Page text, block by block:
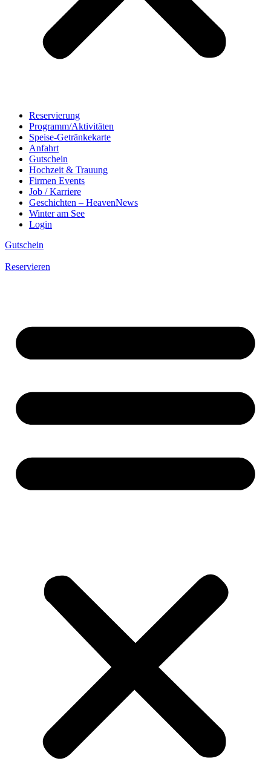
Reservierung
Programm/Aktivitäten
Speise-Getränkekarte
Anfahrt
Gutschein
Hochzeit & Trauung
Firmen Events
Job / Karriere
Geschichten – HeavenNews
Winter am See
Login
Gutschein
Reservieren